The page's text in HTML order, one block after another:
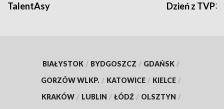
TalentAsy Dzień z TVP3
BIAŁYSTOK / BYDGOSZCZ / GDAŃSK /
GORZÓW WLKP. / KATOWICE / KIELCE /
KRAKÓW / LUBLIN / ŁÓDŹ / OLSZTYN /